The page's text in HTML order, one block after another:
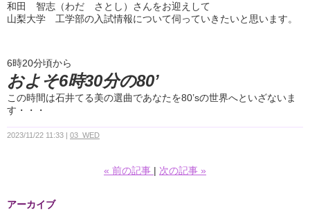
和田 智志（わだ さとし）さんをお迎えして
山梨大学 工学部の入試情報について伺っていきたいと思います。
6時20分頃から
およそ6時30分の80’
この時間は石井てる美の選曲であなたを80’sの世界へといざないま
す・・・
2023/11/22 11:33 03_WED
« 前の記事 次の記事 »
アーカイブ